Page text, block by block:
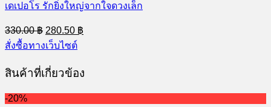
เดเปอโร รักยิ่งใหญ่จากใจดวงเล็ก
330.00฿ Original
price
was:
280.50 ฿
price
สั่งซื้อทางเว็บไซต์
สินค้าที่เกี่ยวข้อง
-20%